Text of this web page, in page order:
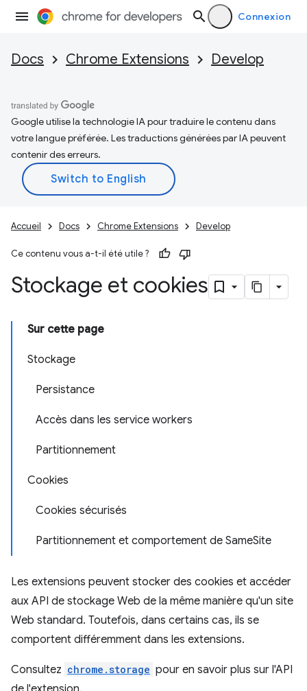
Connexion
Docs Chrome Extensions Develop
Google utilise la technologie IA pour traduire le contenu dans
votre langue préférée. Les traductions générées par IA peuvent
contenir des erreurs.
Accueil Docs Chrome Extensions Develop
Ce contenu vous a-t-il été utile ?
Stockage et cookies
Sur cette page
Stockage
Persistance
Accès dans les service workers
Partitionnement
Cookies
Cookies sécurisés
Partitionnement et comportement de SameSite
Les extensions peuvent stocker des cookies et accéder
aux API de stockage Web de la même manière qu'un site
Web standard. Toutefois, dans certains cas, ils se
comportent différemment dans les extensions.
Consultez chrome.storage pour en savoir plus sur l'API